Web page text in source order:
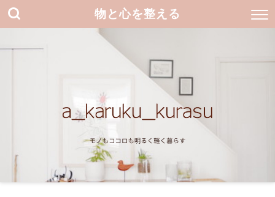
物と心を整える